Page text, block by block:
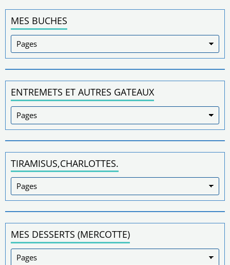
MES BUCHES
ENTREMETS ET AUTRES GATEAUX
TIRAMISUS,CHARLOTTES.
MES DESSERTS (MERCOTTE)